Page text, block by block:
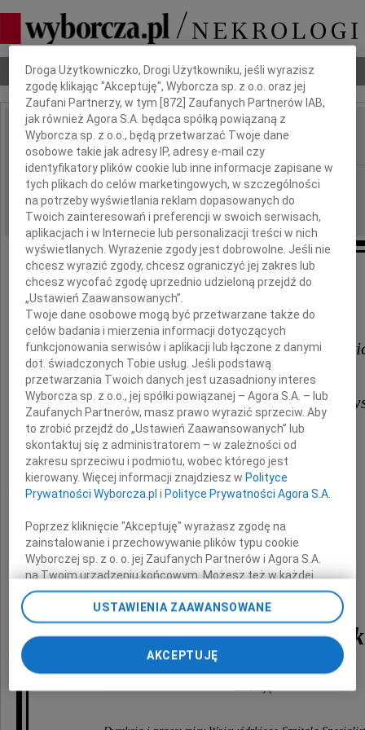
Nekrologi Odeszli Poradnik pogrzebowy
IMIĘ I NAZWISKO: Halina Magnuszewska
REGION: Częstochowa
DATA EMISJI: 10.01.2018
Wyrazy głębokiego współczucia
Państwu
Barbarze i Kazimierzowi
oraz
Tadeuszowi i Jolancie
w powodu śmierci
Mamy i Teściowej
Pani
dr Haliny
składają
Dbamy o Twoją prywatność
Droga Użytkowniczko, Drogi Użytkowniku, jeśli wyrazisz
zgodę klikając "Akceptuję", Wyborcza sp. z o.o. oraz jej
Zaufani Partnerzy, w tym [872 ] Zaufanych Partnerów IAB,
jak również Agora S.A. będąca spółką powiązaną z
Wyborcza sp. z o.o., będą przetwarzać Twoje dane
osobowe takie jak adresy IP, adresy e-mail czy
identyfikatory plików cookie lub inne informacje zapisane w
tych plikach do celów marketingowych, w szczególności
na potrzeby wyświetlania reklam dopasowanych do
Twoich zainteresowań i preferencji w swoich serwisach,
aplikacjach i w Internecie lub personalizacji treści w nich
wyświetlanych. Wyrażenie zgody jest dobrowolne. Jeśli nie
chcesz wyrazić zgody, chcesz ograniczyć jej zakres lub
chcesz wycofać zgodę uprzednio udzieloną przejdź do
„Ustawień Zaawansowanych”.
Twoje dane osobowe mogą być przetwarzane także do
celów badania i mierzenia informacji dotyczących
funkcjonowania serwisów i aplikacji lub łączone z danymi
dot. świadczonych Tobie usług. Jeśli podstawą
przetwarzania Twoich danych jest uzasadniony interes
Wyborcza sp. z o.o., jej spółki powiązanej – Agora S.A. – lub
Zaufanych Partnerów, masz prawo wyrazić sprzeciw. Aby
to zrobić przejdź do „Ustawień Zaawansowanych” lub
skontaktuj się z administratorem – w zależności od
zakresu sprzeciwu i podmiotu, wobec którego jest
kierowany. Więcej informacji znajdziesz w Polityce
Prywatności Wyborcza.pl i Polityce Prywatności Agora S.A.
Poprzez kliknięcie "Akceptuję" wyrażasz zgodę na
zainstalowanie i przechowywanie plików typu cookie
Wyborczej sp. z o. o. jej Zaufanych Partnerów i Agora S.A.
na Twoim urządzeniu końcowym. Możesz też w każdej
chwili zmienić swoje preferencje dot. plików cookie,
ponownie wywołując narzędzie do zarządzania Twoimi
preferencjami dot. przetwarzania danych poprzez
odnośnik „Ustawienia prywatności” w stopce serwisu i
przechodząc do sekcji „Ustawienia zaawansowane”.
Zmiana ustawień plików cookie możliwa jest także za
pomocą ustawień przeglądarki.
USTAWIENIA ZAAWANSOWANE
AKCEPTUJĘ